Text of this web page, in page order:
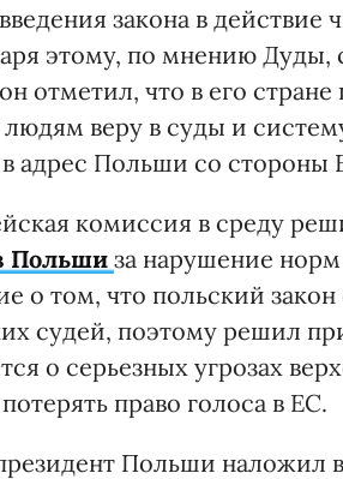
закона в действие
этому, по мнению
отметил, что в его
людям веру в суды и
в адрес Польши со стороны
комиссия в среду
Польши за нарушение норм
о том, что польский
судей, поэтому решил
о серьезных угрозах
право голоса в ЕС.
Польши наложил